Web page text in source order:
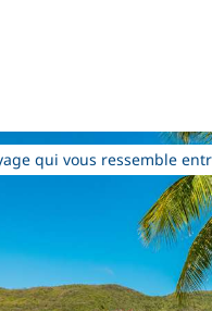
qui vous ressemble